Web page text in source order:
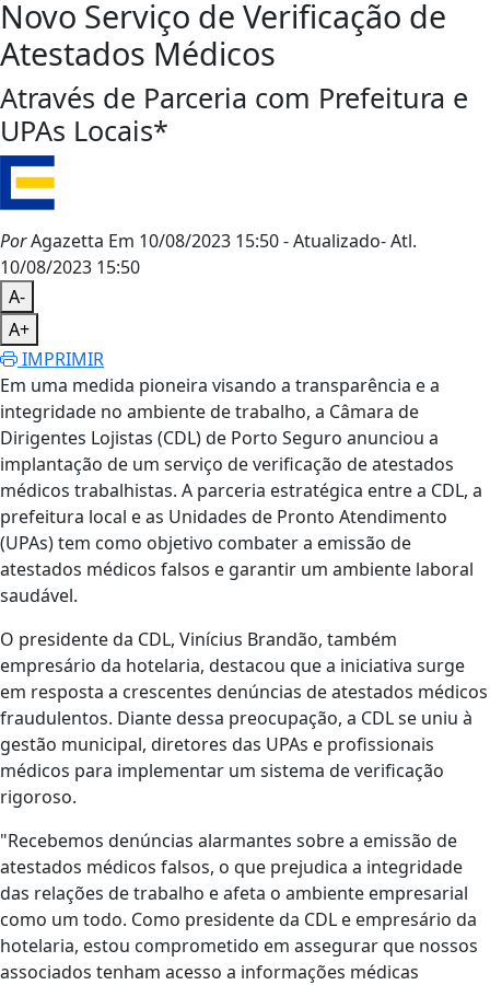
Novo Serviço de Verificação de
Atestados Médicos
Através de Parceria com Prefeitura e
UPAs Locais*
PorAgazetta Em 10/08/2023 15:50- Atualizado- Atl.
10/08/2023 15:50
A-
A+
IMPRIMIR
Em uma medida pioneira visando a transparência e a
integridade no ambiente de trabalho, a Câmara de
Dirigentes Lojistas (CDL) de Porto Seguro anunciou a
implantação de um serviço de verificação de atestados
médicos trabalhistas. A parceria estratégica entre a CDL, a
prefeitura local e as Unidades de Pronto Atendimento
(UPAs) tem como objetivo combater a emissão de
atestados médicos falsos e garantir um ambiente laboral
saudável.
O presidente da CDL, Vinícius Brandão, também
empresário da hotelaria, destacou que a iniciativa surge
em resposta a crescentes denúncias de atestados médicos
fraudulentos. Diante dessa preocupação, a CDL se uniu à
gestão municipal, diretores das UPAs e profissionais
médicos para implementar um sistema de verificação
rigoroso.
"Recebemos denúncias alarmantes sobre a emissão de
atestados médicos falsos, o que prejudica a integridade
das relações de trabalho e afeta o ambiente empresarial
como um todo. Como presidente da CDL e empresário da
hotelaria, estou comprometido em assegurar que nossos
associados tenham acesso a informações médicas